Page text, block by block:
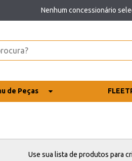
Nenhum concessionário
de Peças
Use sua lista de produtos para